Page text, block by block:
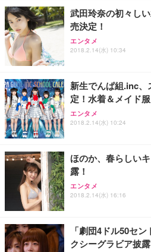
武田玲奈の初々し
売決定！
エンタメ
2018.2.14(水) 10:34
新生でんぱ組.inc、
定！水着＆メイド
エンタメ
2018.2.14(水) 10:24
ほのか、春らしい
露！
エンタメ
2018.2.14(水) 16:16
「劇団4ドル50セ
クシーグラビア披露